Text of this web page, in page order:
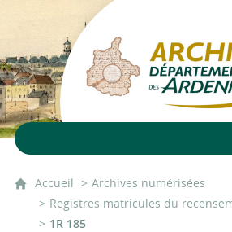
Accueil
Archives numérisées
Registres matricules du
1R 185